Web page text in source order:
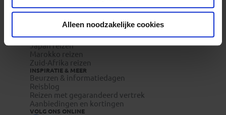
Alleen noodzakelijke cookies
POPULAIRE GROEPSREIZEN
Vietnam reizen
Costa Rica reizen
Indonesie reizen
Japan reizen
Marokko reizen
Zuid-Afrika reizen
INSPIRATIE & MEER
Beurzen & informatiedagen
Reisblog
Reizen met gegarandeerd vertrek
Aanbiedingen en kortingen
VOLG ONS ONLINE